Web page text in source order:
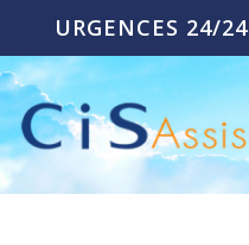
URGENCES 24/24